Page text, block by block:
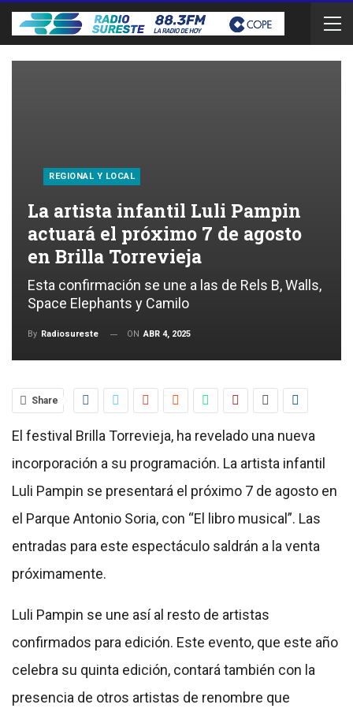
REGIONAL Y LOCAL
La artista infantil Luli Pampin
actuará el próximo 7 de agosto
en Brilla Torrevieja
Esta confirmación se une a las de Rels B, Walls,
Space Elephants y Camilo
By Radiosureste ON ABR 4, 2025
Share
El festival Brilla Torrevieja, ha revelado una nueva
incorporación a su programación. La artista infantil
Luli Pampin se presentará el próximo 7 de agosto en
el Parque Antonio Soria, con “El libro musical”. Las
entradas para este espectáculo saldrán a la venta
próximamente.
Luli Pampin se une así al resto de artistas
confirmados para edición. Este evento, que este año
celebra su quinta edición, contará también con la
presencia de otros artistas de renombre que